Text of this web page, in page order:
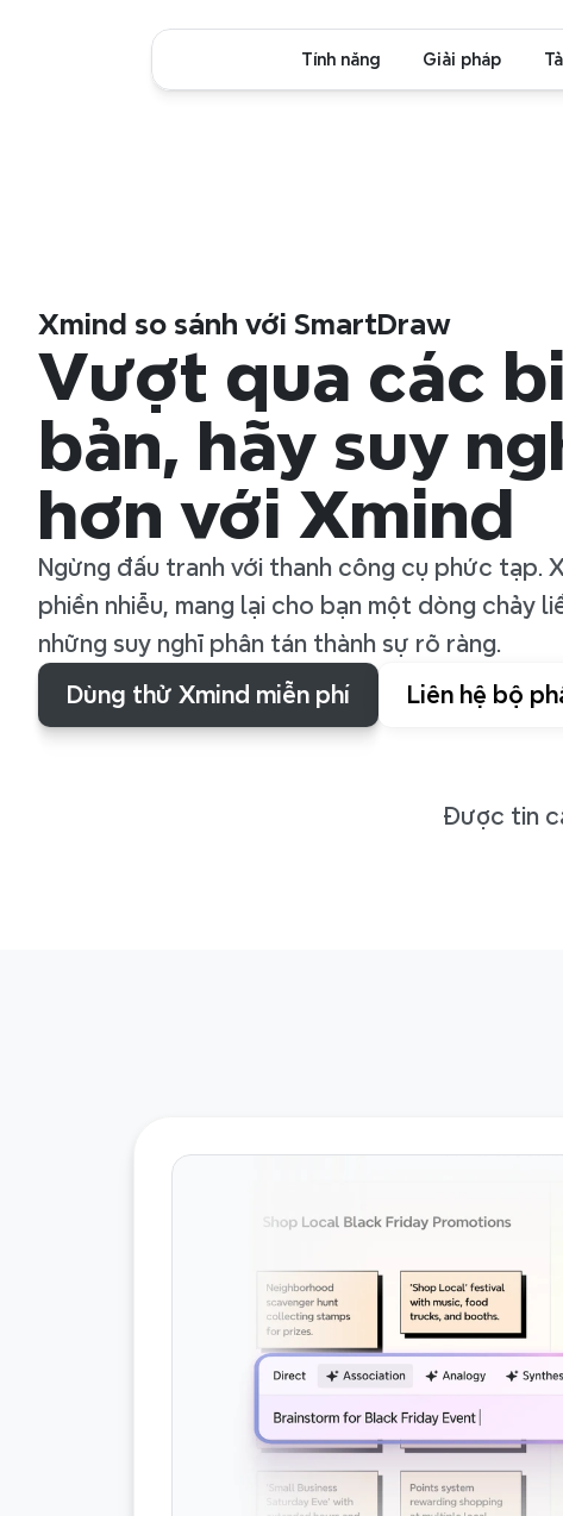
Xmind so sánh với SmartDraw
Vượt qua các
bản, hãy suy
hơn với Xmind
Ngừng đấu tranh với thanh công cụ phức tạp.
phiền nhiễu, mang lại cho bạn một dòng chảy
những suy nghĩ phân tán thành sự rõ ràng.
Dùng thử Xmind miễn phí
Liên hệ bộ
Được tin
Tính năng Giải pháp